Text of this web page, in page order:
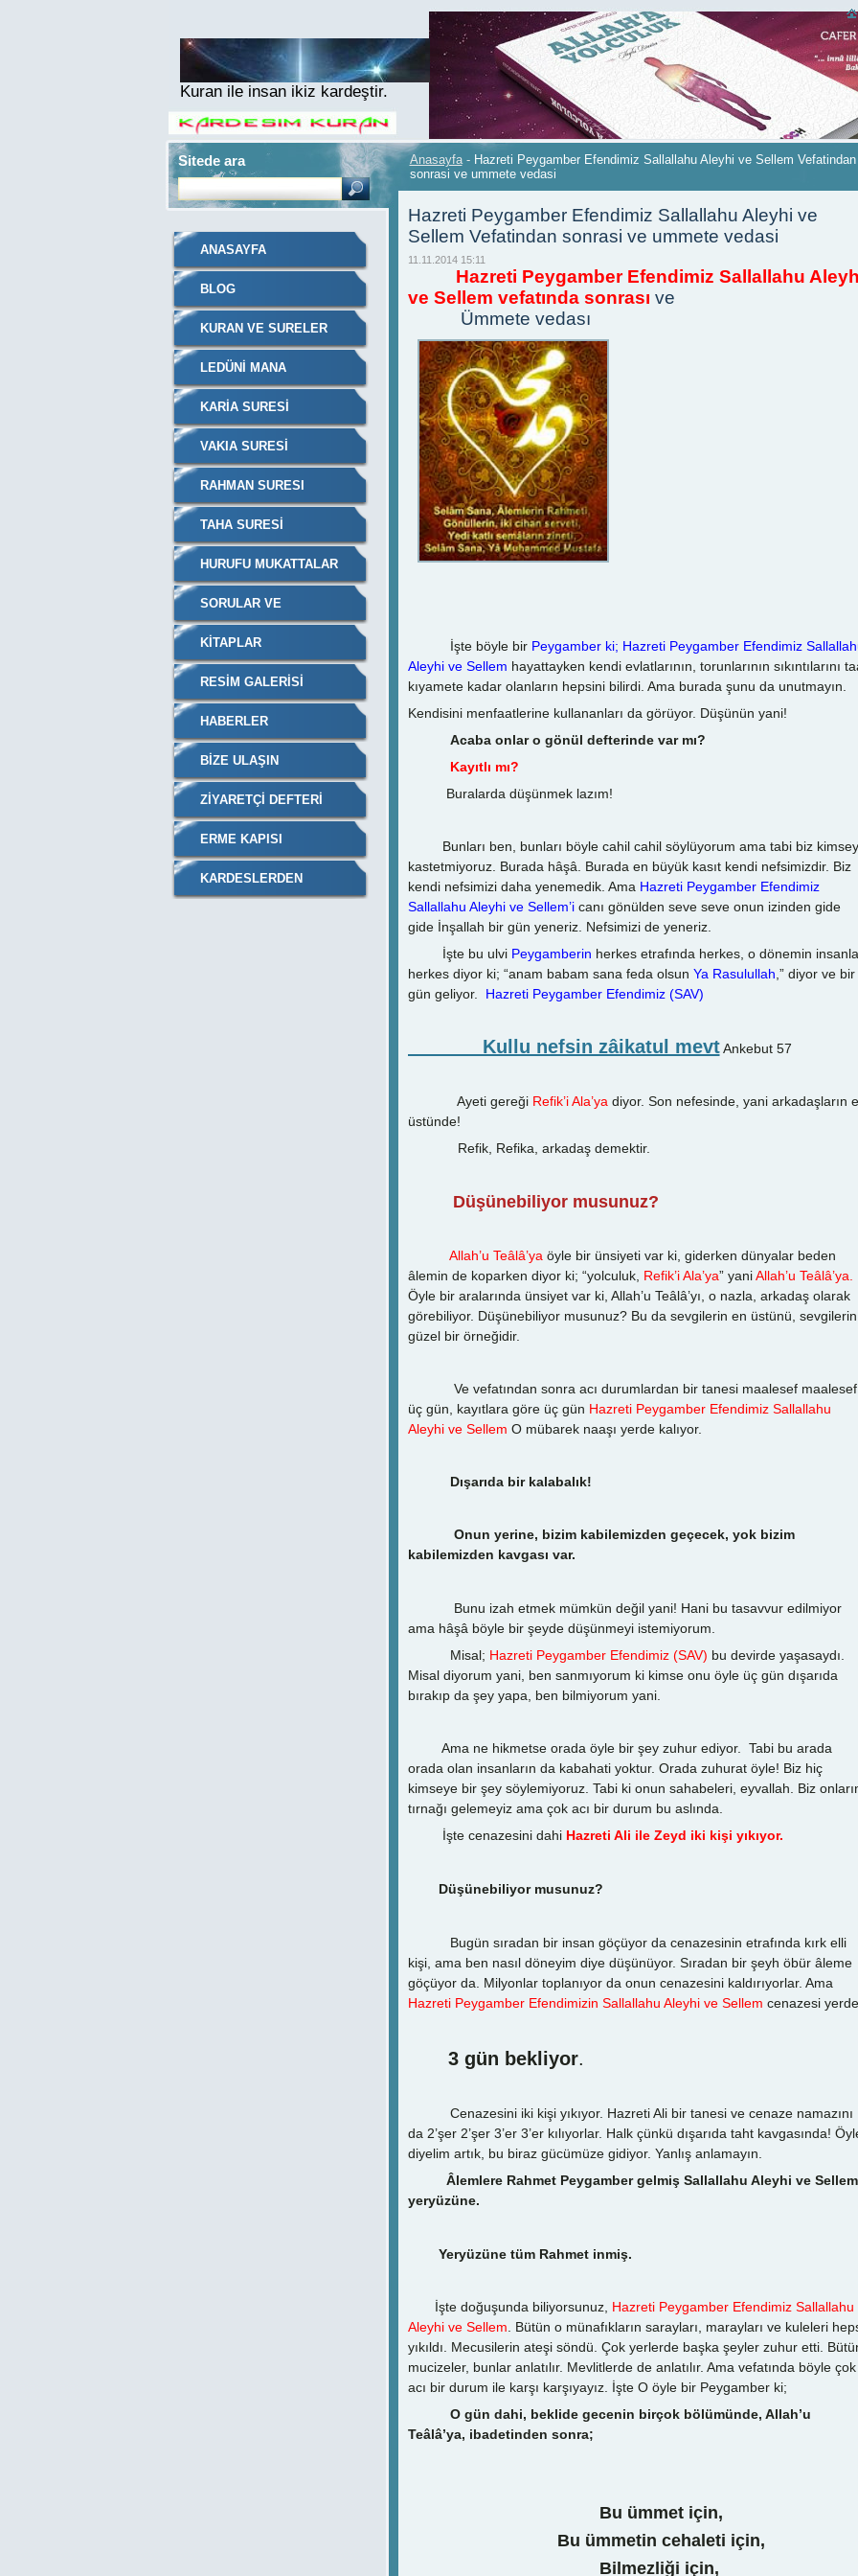
Kuran ile insan ikiz kardeştir.
Anasayfa - Hazreti Peygamber Efendimiz Sallallahu Aleyhi ve Sellem Vefatindan
sonrasi ve ummete vedasi
Hazreti Peygamber Efendimiz Sallallahu Aleyhi ve
Sellem Vefatindan sonrasi ve ummete vedasi
11.11.2014 15:11
Hazreti Peygamber Efendimiz Sallallahu
ve Sellem vefatında sonrası ve
Ümmete vedası
İşte böyle birPeygamber ki; Hazreti Peygamber Efendimiz
Aleyhi ve Sellem hayattayken kendi evlatlarının, torunlarının sıkıntılarını
kıyamete kadar olanların hepsini bilirdi. Ama burada şunu da unutmayın.
Kendisini menfaatlerine kullananları da görüyor. Düşünün yani!
Acaba onlar o gönül defterinde var mı?
Kayıtlı mı?
Buralarda düşünmek lazım!
Bunları ben, bunları böyle cahil cahil söylüyorum ama tabi biz
kastetmiyoruz. Burada hâşâ. Burada en büyük kasıt kendi nefsimizdir. Biz
kendi nefsimizi daha yenemedik. Ama Hazreti Peygamber Efendimiz
Sallallahu Aleyhi ve Sellem’icanı gönülden seve seve onun izinden gide
gide İnşallah bir gün yeneriz. Nefsimizi de yeneriz.
İşte bu ulvi Peygamberin herkes etrafında herkes, o dönemin
herkes diyor ki; “anam babam sana feda olsun Ya Rasulullah ,” diyor ve bir
gün geliyor. Hazreti Peygamber Efendimiz (SAV)
Kullu nefsin zâikatul mevtAnkebut 57
Ayeti gereğiRefik’i Ala’ya diyor. Son nefesinde, yani arkadaşların
üstünde!
Refik, Refika, arkadaş demektir.
Düşünebiliyor musunuz?
Allah’u Teâlâ’ya öyle bir ünsiyeti var ki, giderken dünyalar beden
âlemin de koparken diyor ki; “yolculuk, Refik’i Ala’ya” yaniAllah’u Teâlâ’ya.
Öyle bir aralarında ünsiyet var ki, Allah’u Teâlâ’yı, o nazla, arkadaş olarak
görebiliyor. Düşünebiliyor musunuz? Bu da sevgilerin en üstünü, sevgilerin
güzel bir örneğidir.
Ve vefatından sonra acı durumlardan bir tanesi maalesef maalesef
üç gün, kayıtlara göre üç gün Hazreti Peygamber Efendimiz Sallallahu
Aleyhi ve Sellem O mübarek naaşı yerde kalıyor.
Dışarıda bir kalabalık!
Onun yerine, bizim kabilemizden geçecek, yok bizim
kabilemizden kavgası var.
Bunu izah etmek mümkün değil yani! Hani bu tasavvur edilmiyor
ama hâşâ böyle bir şeyde düşünmeyi istemiyorum.
Misal; Hazreti Peygamber Efendimiz (SAV) bu devirde yaşasaydı.
Misal diyorum yani, ben sanmıyorum ki kimse onu öyle üç gün dışarıda
bırakıp da şey yapa, ben bilmiyorum yani.
Ama ne hikmetse orada öyle bir şey zuhur ediyor. Tabi bu arada
orada olan insanların da kabahati yoktur. Orada zuhurat öyle! Biz hiç
kimseye bir şey söylemiyoruz. Tabi ki onun sahabeleri, eyvallah. Biz
tırnağı gelemeyiz ama çok acı bir durum bu aslında.
İşte cenazesini dahi Hazreti Ali ile Zeyd iki kişi yıkıyor.
Düşünebiliyor musunuz?
Bugün sıradan bir insan göçüyor da cenazesinin etrafında kırk elli
kişi, ama ben nasıl döneyim diye düşünüyor. Sıradan bir şeyh öbür âleme
göçüyor da. Milyonlar toplanıyor da onun cenazesini kaldırıyorlar. Ama
Hazreti Peygamber Efendimizin Sallallahu Aleyhi ve Sellem cenazesi
3 gün bekliyor.
Cenazesini iki kişi yıkıyor. Hazreti Ali bir tanesi ve cenaze namazını
da 2’şer 2’şer 3’er 3’er kılıyorlar. Halk çünkü dışarıda taht kavgasında!
diyelim artık, bu biraz gücümüze gidiyor. Yanlış anlamayın.
Âlemlere Rahmet Peygamber gelmiş Sallallahu Aleyhi ve Sellem
yeryüzüne.
Yeryüzüne tüm Rahmet inmiş.
İşte doğuşunda biliyorsunuz, Hazreti Peygamber Efendimiz Sallallahu
Aleyhi ve Sellem . Bütün o münafıkların sarayları, marayları ve kuleleri
yıkıldı. Mecusilerin ateşi söndü. Çok yerlerde başka şeyler zuhur etti.
mucizeler, bunlar anlatılır. Mevlitlerde de anlatılır. Ama vefatında böyle çok
acı bir durum ile karşı karşıyayız. İşte O öyle bir Peygamber ki;
O gün dahi, beklide gecenin birçok bölümünde, Allah’u
Teâlâ’ya, ibadetinden sonra;
Bu ümmet için,
Bu ümmetin cehaleti için,
Bilmezliği için,
ANASAYFA
BLOG
KURAN VE SURELER
LEDÜNI MANA
KARIA SURESI
VAKIA SURESİ
RAHMAN SURESI
TAHA SURESI
HURUFU MUKATTALAR
SORULAR VE
CEVAPLARI
KITAPLAR
RESIM GALERISI
HABERLER
BIZE ULAŞIN
ZIYARETÇI DEFTERI
ERME KAPISI
KARDESLERDEN
Sitede ara